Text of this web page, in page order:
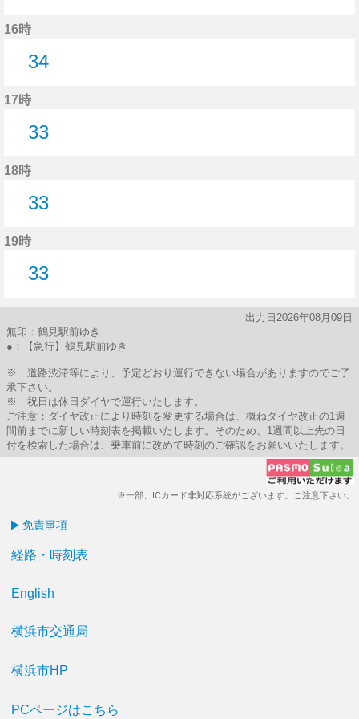
16時
34
17時
33
18時
33
19時
33
出力日2026年08月09日
無印：鶴見駅前ゆき
●：【急行】鶴見駅前ゆき
※ 道路渋滞等により、予定どおり運行できない場合がありますのでご了
承下さい。
※ 祝日は休日ダイヤで運行いたします。
ご注意：ダイヤ改正により時刻を変更する場合は、概ねダイヤ改正の1週
間前までに新しい時刻表を掲載いたします。そのため、1週間以上先の日
付を検索した場合は、乗車前に改めて時刻のご確認をお願いいたします。
※一部、ICカード非対応系統がございます。ご注意下さい。
免責事項
経路・時刻表
English
横浜市交通局
横浜市HP
PCページはこちら